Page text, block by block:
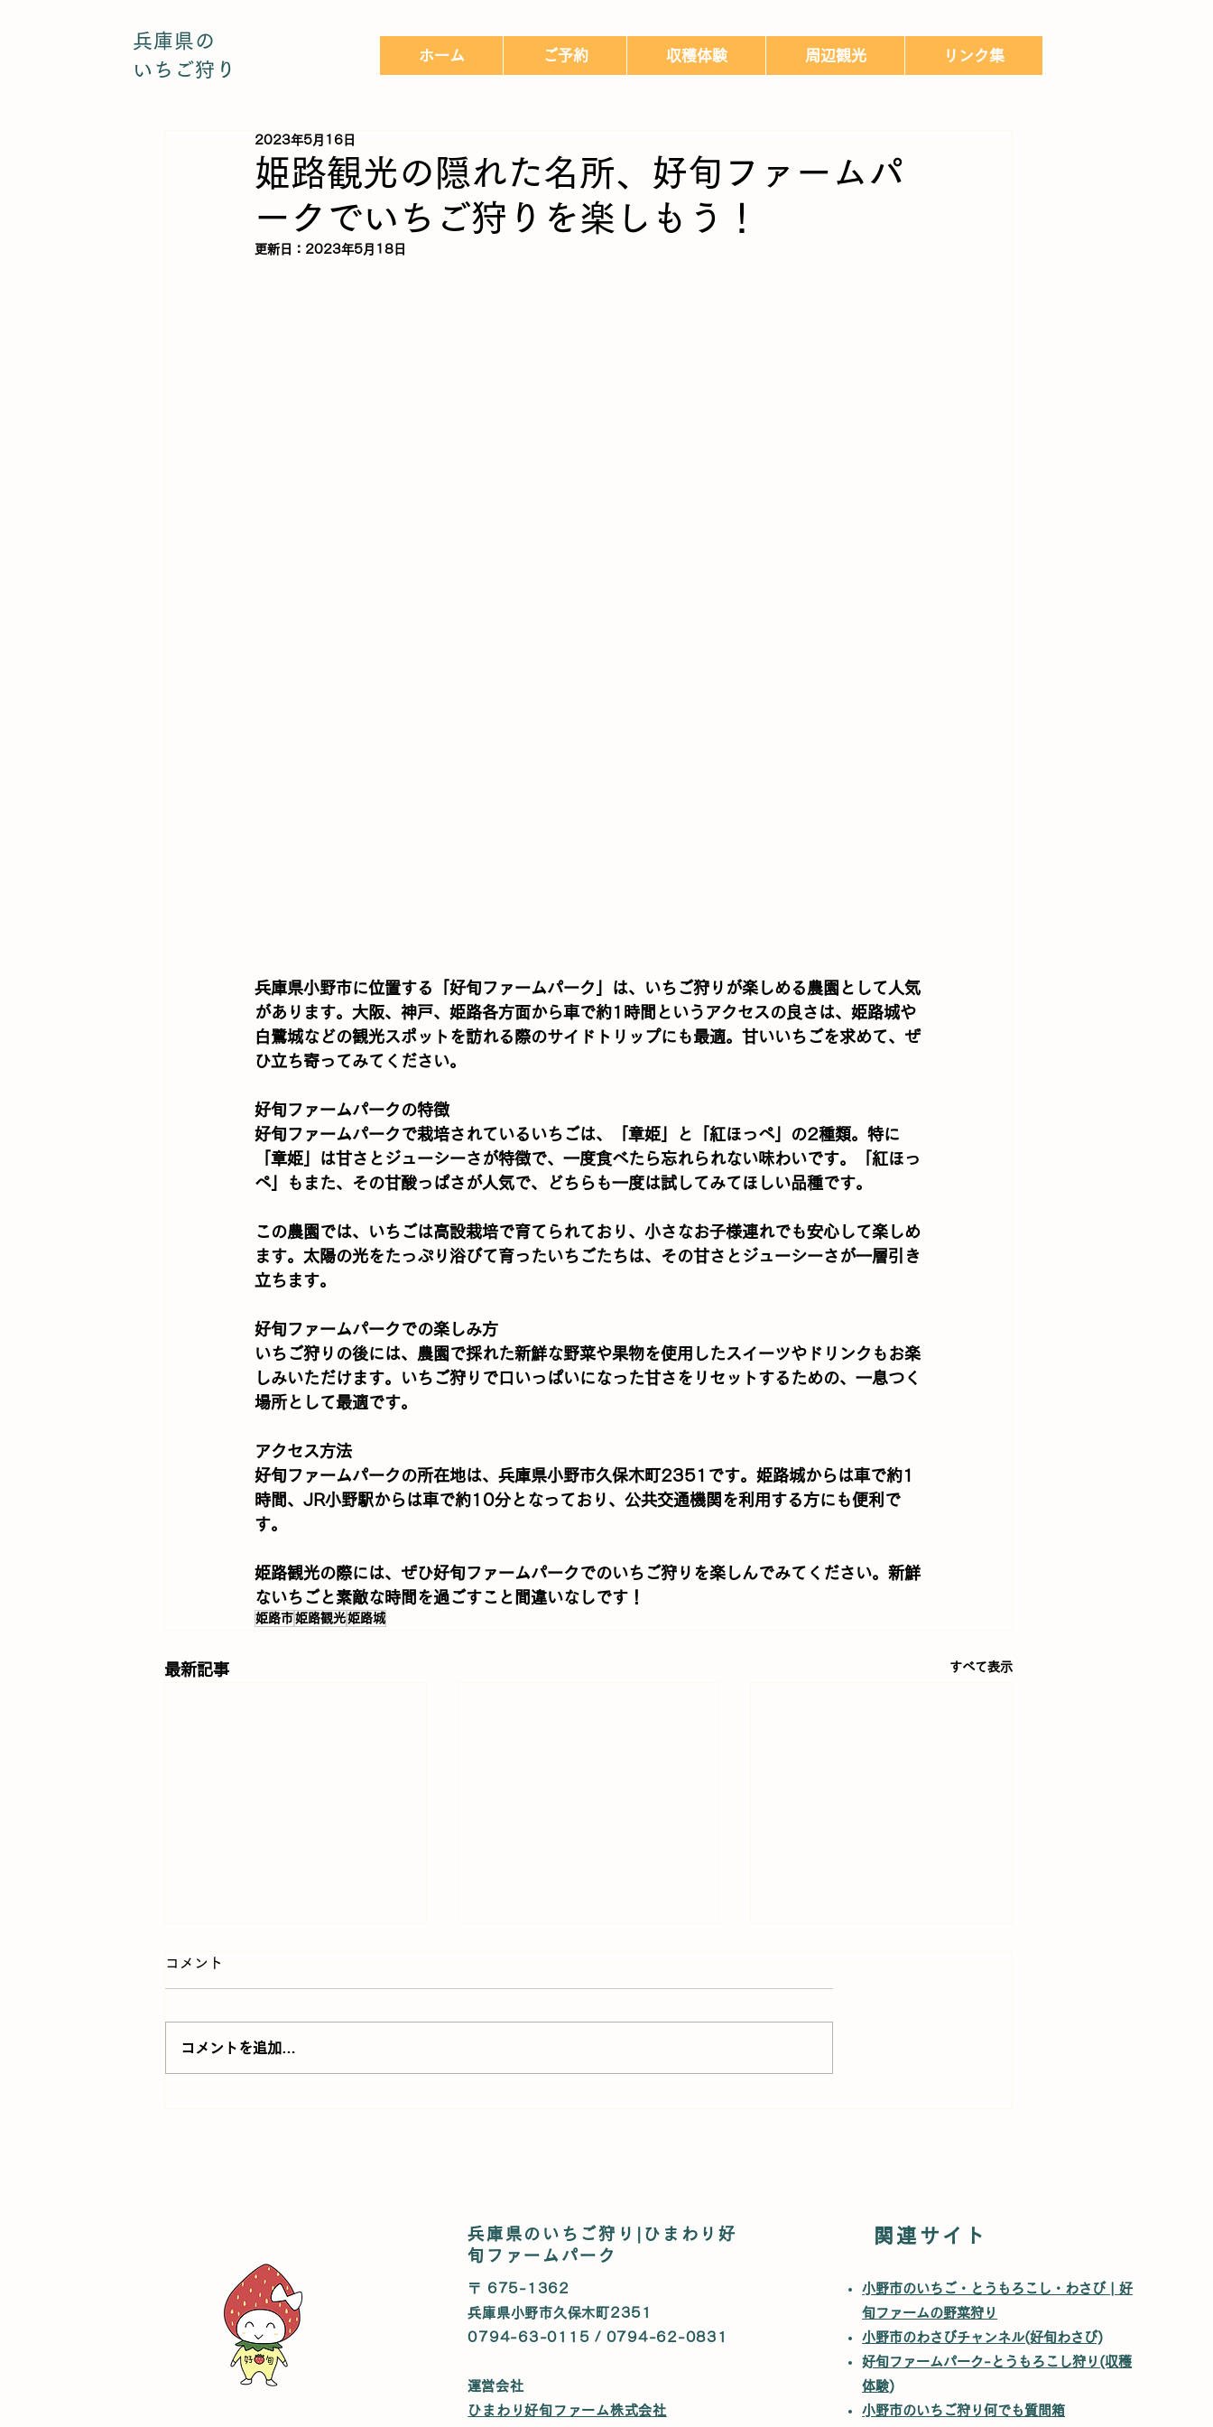
兵庫県の
いちご狩り
ホーム ご予約 収穫体験 周辺観光 リンク集
姫路観光の隠れた名所、好旬ファームパ
ークでいちご狩りを楽しもう！
2023年5月16日
更新日： 2023年5月18日
兵庫県小野市に位置する「好旬ファームパーク」は、いちご狩りが楽しめる農園として人気
があります。大阪、神戸、姫路各方面から車で約1時間というアクセスの良さは、姫路城や
白鷺城などの観光スポットを訪れる際のサイドトリップにも最適。甘いいちごを求めて、ぜ
ひ立ち寄ってみてください。
好旬ファームパークの特徴
好旬ファームパークで栽培されているいちごは、「章姫」と「紅ほっぺ」の2種類。特に
「章姫」は甘さとジューシーさが特徴で、一度食べたら忘れられない味わいです。「紅ほっ
ぺ」もまた、その甘酸っぱさが人気で、どちらも一度は試してみてほしい品種です。
この農園では、いちごは高設栽培で育てられており、小さなお子様連れでも安心して楽しめ
ます。太陽の光をたっぷり浴びて育ったいちごたちは、その甘さとジューシーさが一層引き
立ちます。
好旬ファームパークでの楽しみ方
いちご狩りの後には、農園で採れた新鮮な野菜や果物を使用したスイーツやドリンクもお楽
しみいただけます。いちご狩りで口いっぱいになった甘さをリセットするための、一息つく
場所として最適です。
アクセス方法
好旬ファームパークの所在地は、兵庫県小野市久保木町2351です。姫路城からは車で約1
時間、JR小野駅からは車で約10分となっており、公共交通機関を利用する方にも便利で
す。
姫路観光の際には、ぜひ好旬ファームパークでのいちご狩りを楽しんでみてください。新鮮
ないちごと素敵な時間を過ごすこと間違いなしです！
姫路市姫路観光姫路城
最新記事 すべて表示
コメント
コメントを追加…
兵庫県のいちご狩り|ひまわり好
旬ファームパーク
〒 675-1362
兵庫県小野市久保木町2351
0794-63-0115 / 0794-62-0831
​運営会社
ひまわり好旬ファーム株式会社
関連サイト
​​小野市のいちご・とうもろこし・わさび | 好
旬ファームの野菜狩り
小野市のわさびチャンネル(好旬わさび)
​好旬ファームパーク-とうもろこし狩り(収穫
体験)
​小野市のいちご狩り何でも質問箱